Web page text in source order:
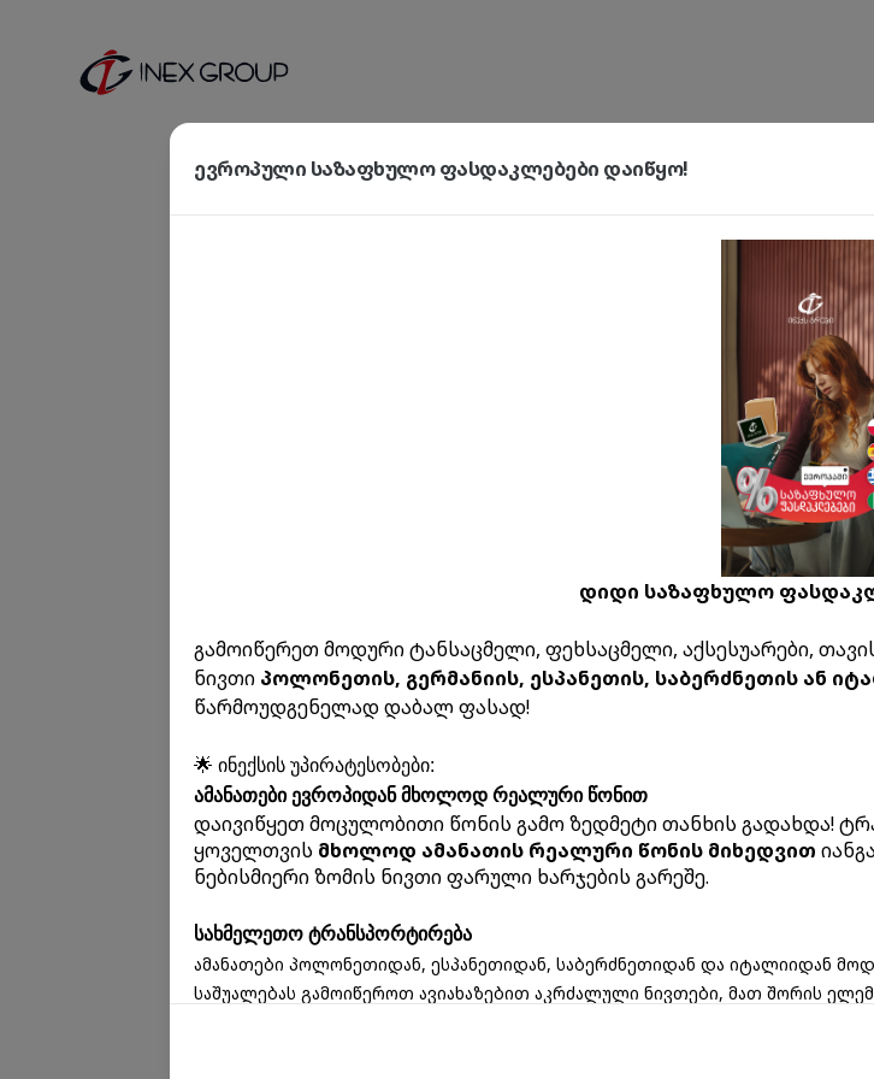
გვერდი რომელსაც
აქ მოცემულია რამდენიმე
ევროპული საზაფხულო ფასდაკლებები დაიწყო!
დიდი საზაფხულო
გამოიწერეთ მოდური ტანსაცმელი, ფეხსაცმელი, აქსესუარები,
ნივთი პოლონეთის, გერმანიის, ესპანეთის, საბერძნეთის ან
წარმოუდგენელად დაბალ ფასად!
🌟 ინექსის უპირატესობები:
ამანათები ევროპიდან მხოლოდ რეალური წონით
დაივიწყეთ მოცულობითი წონის გამო ზედმეტი თანხის გადახდა!
ყოველთვის მხოლოდ ამანათის რეალური წონის მიხედვით
ნებისმიერი ზომის ნივთი ფარული ხარჯების გარეშე.
სახმელეთო ტრანსპორტირება
ამანათები პოლონეთიდან, ესპანეთიდან, საბერძნეთიდან და იტალიიდან
საშუალებას გამოიწეროთ ავიახაზებით აკრძალული ნივთები, მათ შორის